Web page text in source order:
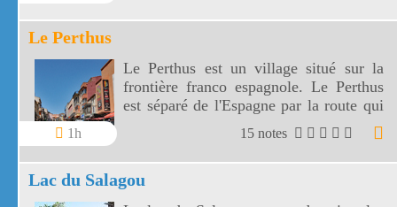
Le Perthus
1h
Le Perthus est un village situé sur la
frontière franco espagnole. Le Perthus
est séparé de l'Espagne par la route qui
15 notes
Lac du Salagou